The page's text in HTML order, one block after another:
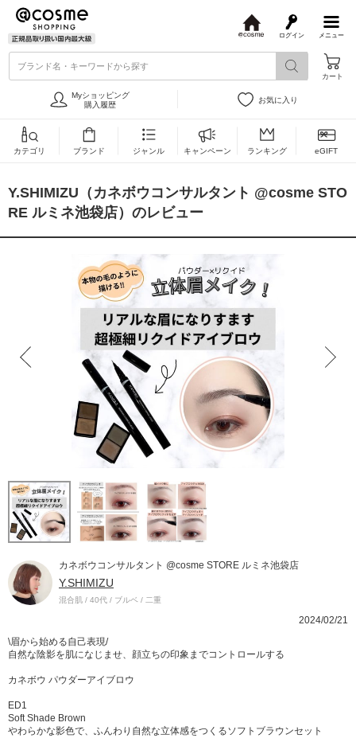
メニュー
ログイン
s
ブランド名・キーワードから探す
カート
Myショッピング
購入履歴
お気に入り
カテゴリ ブランド ジャンル キャンペーン ランキング eGIFT
Y.SHIMIZU（カネボウコンサルタント @cosme STO
RE ルミネ池袋店）のレビュー
カネボウコンサルタント @cosme STORE ルミネ池袋店
Y.SHIMIZU
混合肌 / 40代 / ブルベ / 二重
2024/02/21
\眉から始める自己表現/
自然な陰影を肌になじませ、顔立ちの印象までコントロールする
カネボウ パウダーアイブロウ
ED1
Soft Shade Brown
やわらかな影色で、ふんわり自然な立体感をつくるソフトブラウンセット